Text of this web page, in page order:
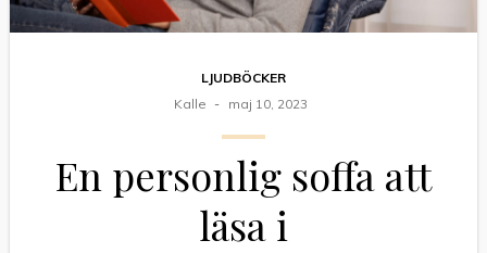
LJUDBÖCKER
Kalle
maj 10, 2023
En personlig soffa att
läsa i